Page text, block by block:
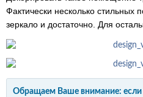
Фактически несколько стильных
зеркало и достаточно. Для
Обращаем Ваше внимание: если